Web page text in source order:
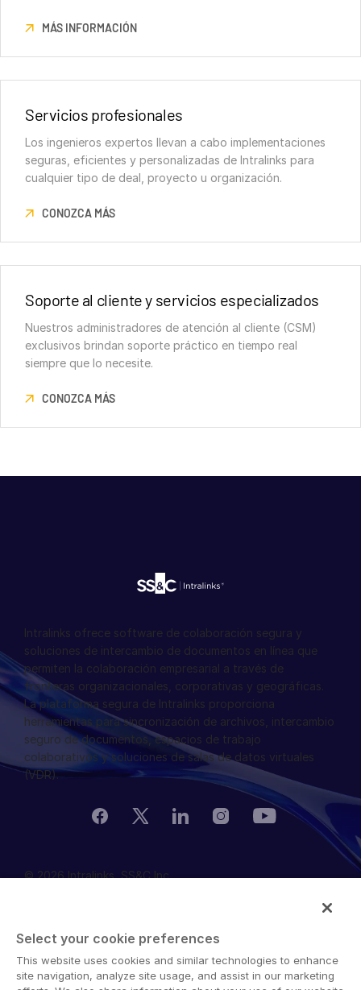
MÁS INFORMACIÓN
Servicios profesionales
Los ingenieros expertos llevan a cabo implementaciones
seguras, eficientes y personalizadas de Intralinks para
cualquier tipo de deal, proyecto u organización.
CONOZCA MÁS
Soporte al cliente y servicios especializados
Nuestros administradores de atención al cliente (CSM)
exclusivos brindan soporte práctico en tiempo real
siempre que lo necesite.
CONOZCA MÁS
Intralinks ofrece software de colaboración segura y
soluciones de intercambio de documentos en línea que
permiten la colaboración empresarial a través de
fronteras organizacionales, corporativas y geográficas.
La plataforma segura de Intralinks proporciona
herramientas para sincronización de archivos, intercambio
seguro de documentos, espacios de trabajo
colaborativos y soluciones de salas de datos virtuales
(VDR).
© 2026 Intralinks, SS&C Inc.
Select your cookie preferences
This website uses cookies and similar technologies to enhance
site navigation, analyze site usage, and assist in our marketing